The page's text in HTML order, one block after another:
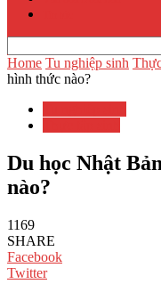
Home Tu nghiệp sinh
hình thức nào?
Du học Nhật
nào?
1169
SHARE
Facebook
Twitter